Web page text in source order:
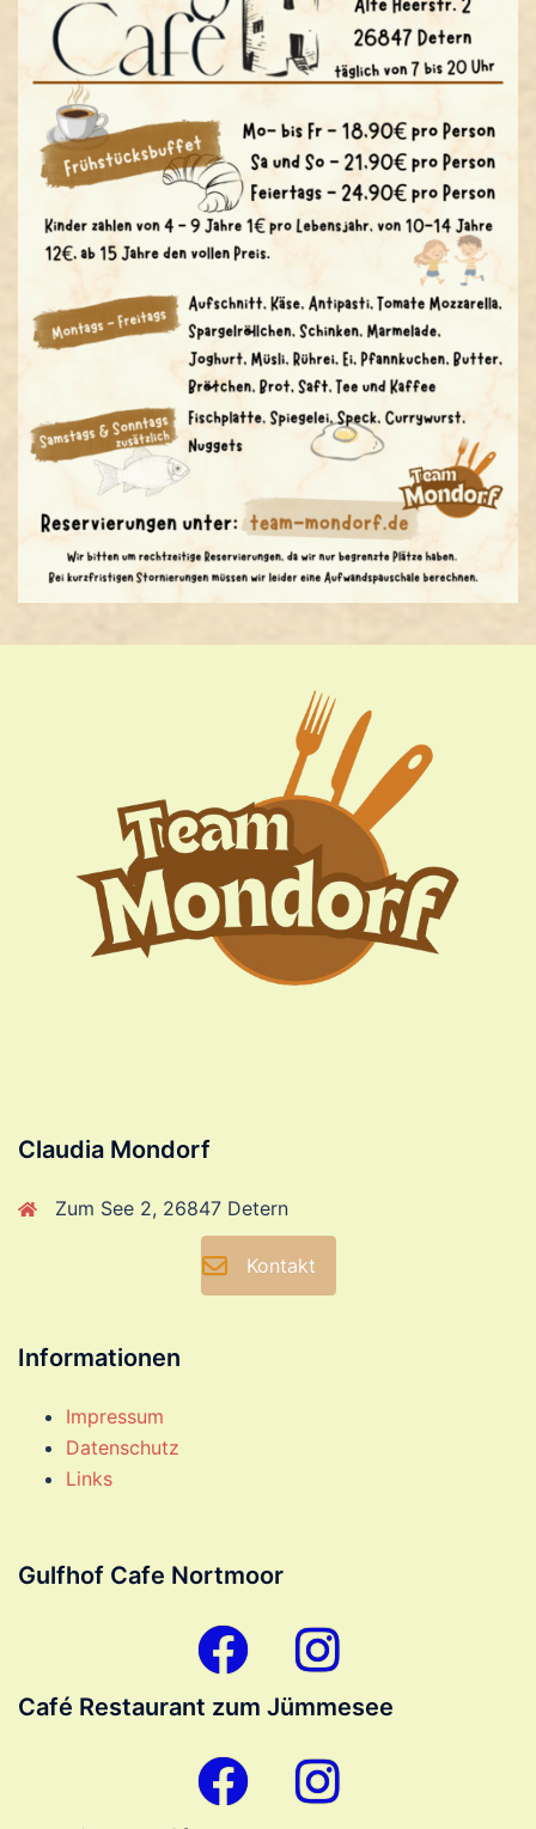
Claudia Mondorf
Zum See 2, 26847 Detern
Kontakt
Informationen
Impressum
Datenschutz
Links
Gulfhof Cafe Nortmoor
Gulfhof
Cafe
Nortmoor
Menüeintrag
Café Restaurant zum Jümmesee
Cafe
Restaurant
Menüeintrag